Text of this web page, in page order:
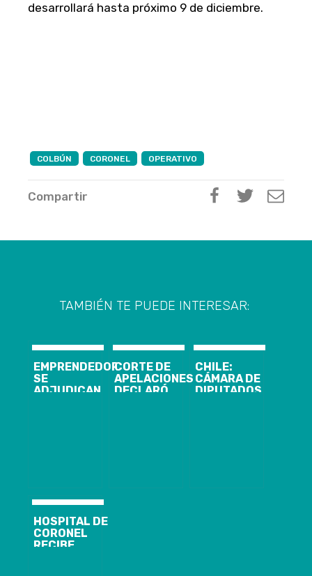
desarrollará hasta próximo 9 de diciembre.
COLBÚN CORONEL OPERATIVO
Compartir
TAMBIÉN TE PUEDE INTERESAR:
EMPRENDEDORES
SE
ADJUDICAN
CORTE DE
APELACIONES
DECLARÓ
CHILE:
CÁMARA DE
DIPUTADOS
HOSPITAL DE
CORONEL
RECIBE